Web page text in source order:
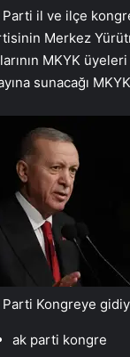
Parti il ve ilçe
Merkez
MKYK
sunacağı
Parti Kongreye
ak parti kongre